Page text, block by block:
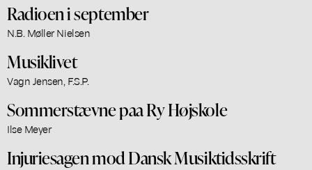
Radioen i september
N.B. Møller Nielsen
Musiklivet
Vagn Jensen, F.S.P.
Sommerstævne paa Ry Højskole
Ilse Meyer
Injuriesagen mod Dansk Musiktidsskrift